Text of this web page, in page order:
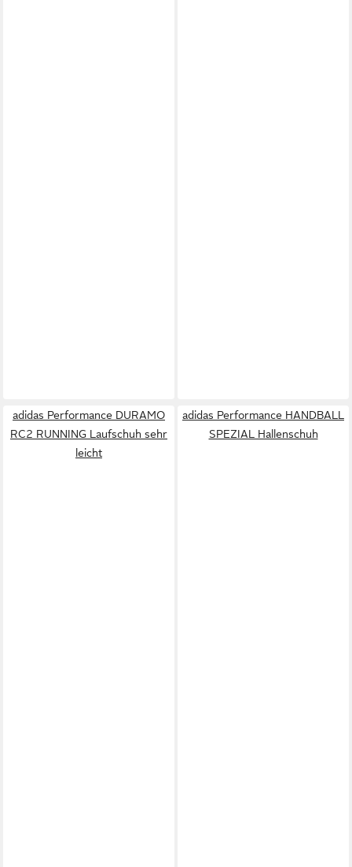
adidas Performance DURAMO
RC2 RUNNING Laufschuh sehr
leicht
adidas Performance HANDBALL
SPEZIAL Hallenschuh